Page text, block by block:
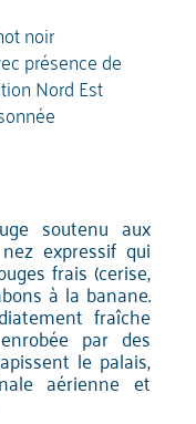
noir
présence de
Nord Est
soutenu aux
expressif qui
frais (cerise,
à la banane.
fraîche
par des
le palais,
aérienne et